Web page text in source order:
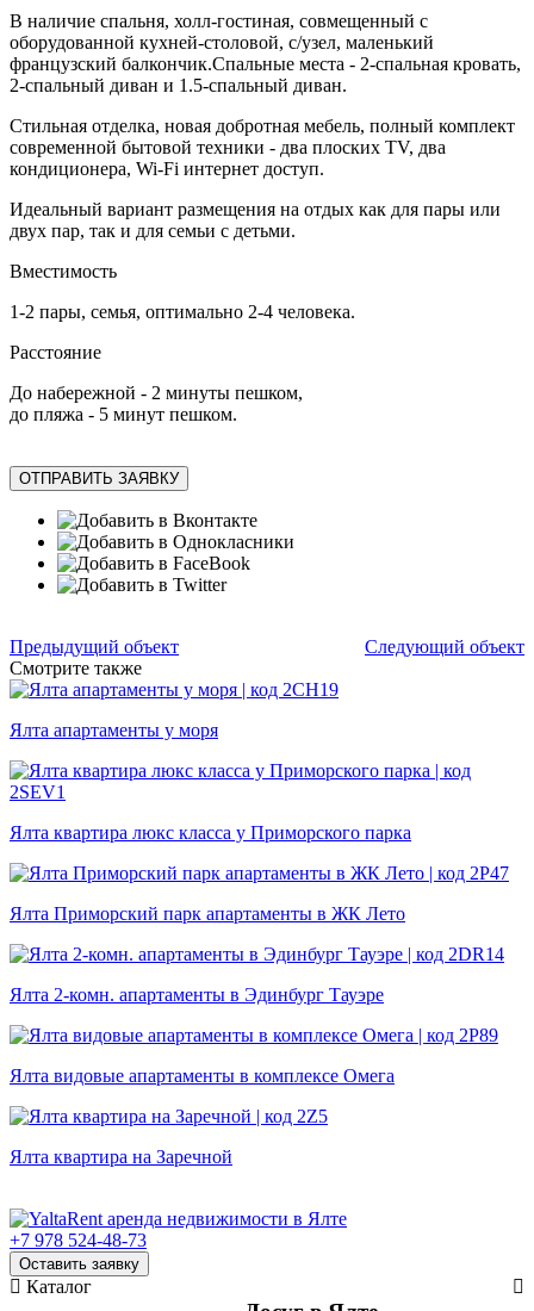
В наличие спальня, холл-гостиная, совмещенный с
оборудованной кухней-столовой, с/узел, маленький
французский балкончик.Спальные места - 2-спальная кровать,
2-спальный диван и 1.5-спальный диван.
Стильная отделка, новая добротная мебель, полный комплект
современной бытовой техники - два плоских TV, два
кондиционера, Wi-Fi интернет доступ.
Идеальный вариант размещения на отдых как для пары или
двух пар, так и для семьи с детьми.
Вместимость
1-2 пары, семья, оптимально 2-4 человека.
Расстояние
До набережной - 2 минуты пешком,
до пляжа - 5 минут пешком.
ОТПРАВИТЬ ЗАЯВКУ
Предыдущий объект
Следующий объект
Смотрите также
Ялта апартаменты у моря
Ялта квартира люкс класса у Приморского парка
Ялта Приморский парк апартаменты в ЖК Лето
Ялта 2-комн. апартаменты в Эдинбург Тауэре
Ялта видовые апартаменты в комплексе Омега
Ялта квартира на Заречной
+7 978 524-48-73
Оставить заявку
Каталог